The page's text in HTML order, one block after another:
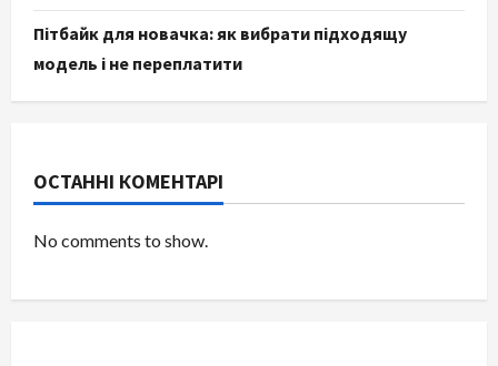
Пітбайк для новачка: як вибрати підходящу
модель і не переплатити
ОСТАННІ КОМЕНТАРІ
No comments to show.